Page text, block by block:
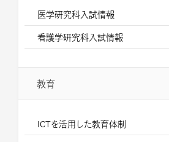
医学研究科入試情報
看護学研究科入試情報
教育
ICTを活用した教育体制